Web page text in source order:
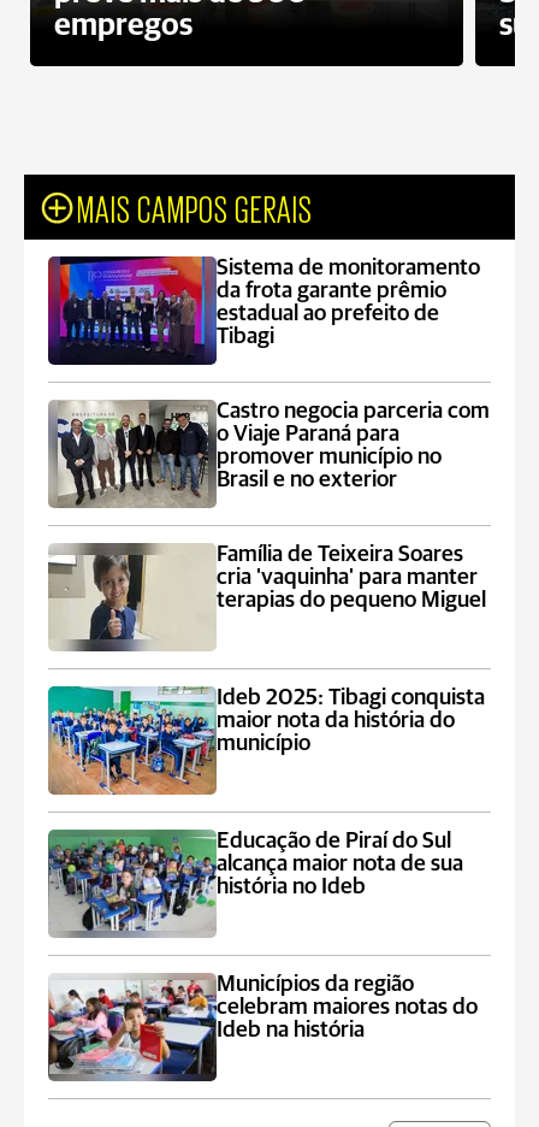
empregos
MAIS CAMPOS GERAIS
Sistema de monitoramento
da frota garante prêmio
estadual ao prefeito de
Tibagi
Castro negocia parceria com
o Viaje Paraná para
promover município no
Brasil e no exterior
Família de Teixeira Soares
cria 'vaquinha' para manter
terapias do pequeno Miguel
Ideb 2025: Tibagi conquista
maior nota da história do
município
Educação de Piraí do Sul
alcança maior nota de sua
história no Ideb
Municípios da região
celebram maiores notas do
Ideb na história